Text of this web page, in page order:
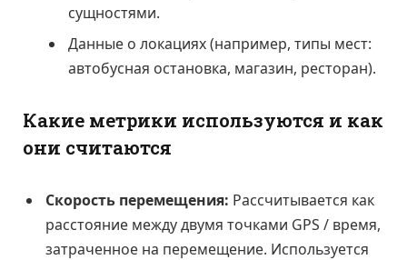
сущностями.
Данные о локациях (например, типы мест:
автобусная остановка, магазин, ресторан).
Какие метрики используются и как
они считаются
Скорость перемещения: Рассчитывается как
расстояние между двумя точками GPS / время,
затраченное на перемещение. Используется